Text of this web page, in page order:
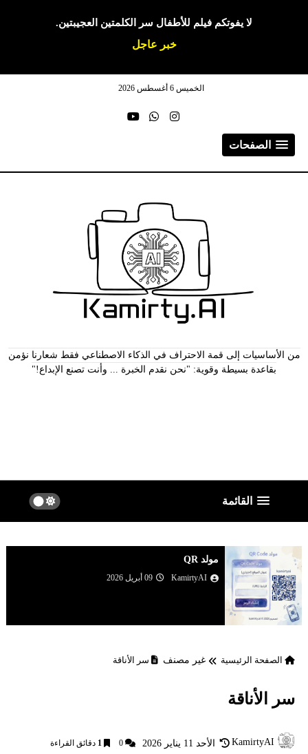
لا يفوتكم فيلم للأطفال سر الكلمتين العجيبتين.
خبر عاجل
الخميس 6 أغسطس 2026
الصفحات
من الأساسيات إلى قمة الاحتراف في الذكاء الاصطناعي فقط شعارنا نؤمن
بقاعدة بسيطة وقوية: "نحن نقدم الخبرة ... وأنت تصنع الإبداع!"
القائمة
مولد QR
KamirtyAI 09 أبريل 2026
الصفحة الرئيسية غير مصنف سر الأناقة
سر الأناقة
KamirtyAI الأحد 11 يناير 2026 0
1 دقائق القراءة